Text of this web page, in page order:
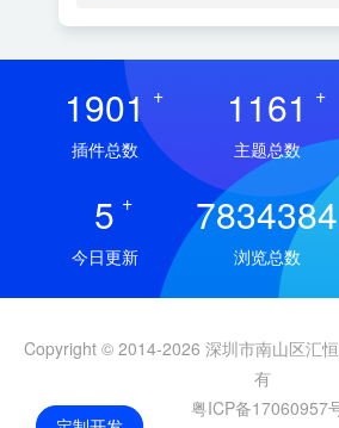
1901 +
插件总数
1161 +
主题总数
5 +
今日更新
7834384
浏览总数
Copyright © 2014-2026 深圳市南山区汇
有
粤ICP备17060957